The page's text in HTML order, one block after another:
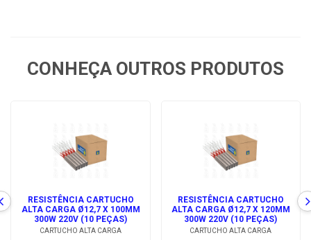
CONHEÇA OUTROS PRODUTOS
RESISTÊNCIA CARTUCHO
ALTA CARGA Ø12,7 X 100MM
300W 220V (10 PEÇAS)
CARTUCHO ALTA CARGA
RESISTÊNCIA CARTUCHO
ALTA CARGA Ø12,7 X 120MM
300W 220V (10 PEÇAS)
CARTUCHO ALTA CARGA